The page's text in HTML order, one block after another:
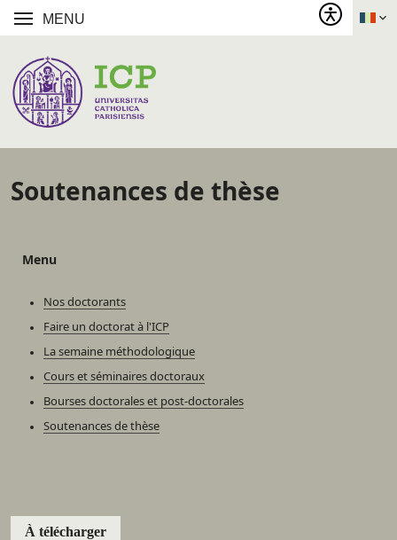
MENU
Soutenances de thèse
Menu
Nos doctorants
Faire un doctorat à l'ICP
La semaine méthodologique
Cours et séminaires doctoraux
Bourses doctorales et post-doctorales
Soutenances de thèse
À télécharger